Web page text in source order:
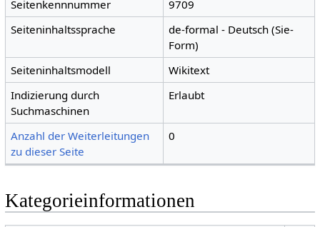
Seitenkennnummer
9709
Seiteninhaltssprache
de-formal - Deutsch (Sie-
Form)
Seiteninhaltsmodell
Wikitext
Indizierung durch
Suchmaschinen
Erlaubt
Anzahl der Weiterleitungen
zu dieser Seite
0
Kategorieinformationen